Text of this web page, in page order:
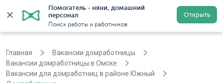
Помогатель - няни, домашний
персонал
Поиск работы и работников
Открыть
Регистрация
Главная
Вакансии домработницы
Вакансии домработницы в Омске
Вакансии для домработниц в районе Южный